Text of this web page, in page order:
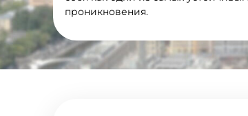
проникновения.